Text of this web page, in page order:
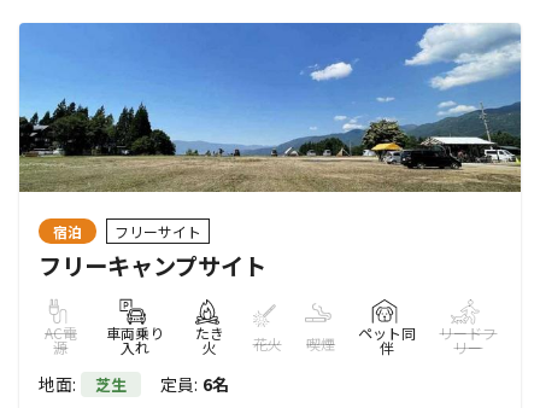
宿泊 フリーサイト
フリーキャンプサイト
AC電
源
車両乗り
入れ
たき
火 花火 喫煙
ペット同
伴
リードフ
リー
地面: 芝生 定員: 6名